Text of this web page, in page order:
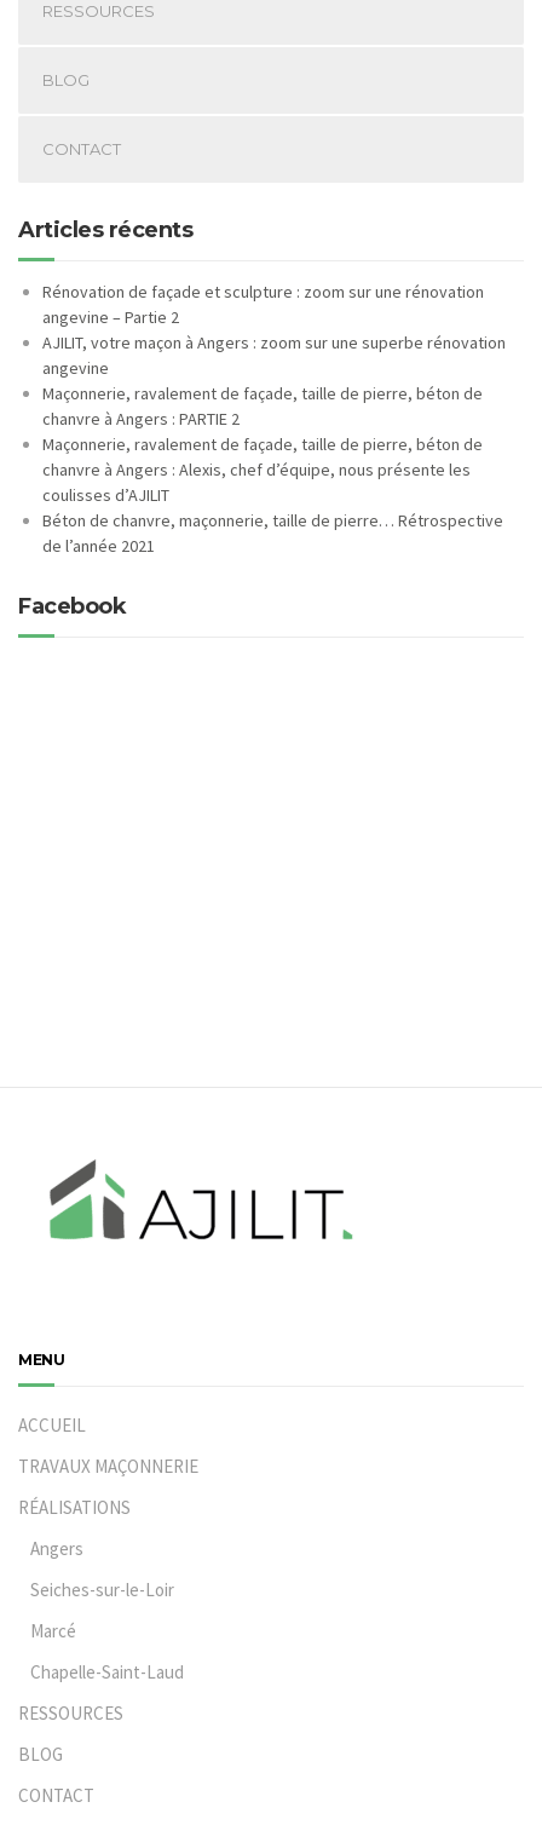
RESSOURCES
BLOG
CONTACT
Articles récents
Rénovation de façade et sculpture : zoom sur une rénovation
angevine – Partie 2
AJILIT, votre maçon à Angers : zoom sur une superbe rénovation
angevine
Maçonnerie, ravalement de façade, taille de pierre, béton de
chanvre à Angers : PARTIE 2
Maçonnerie, ravalement de façade, taille de pierre, béton de
chanvre à Angers : Alexis, chef d’équipe, nous présente les
coulisses d’AJILIT
Béton de chanvre, maçonnerie, taille de pierre… Rétrospective
de l’année 2021
Facebook
MENU
ACCUEIL
TRAVAUX MAÇONNERIE
RÉALISATIONS
Angers
Seiches-sur-le-Loir
Marcé
Chapelle-Saint-Laud
RESSOURCES
BLOG
CONTACT